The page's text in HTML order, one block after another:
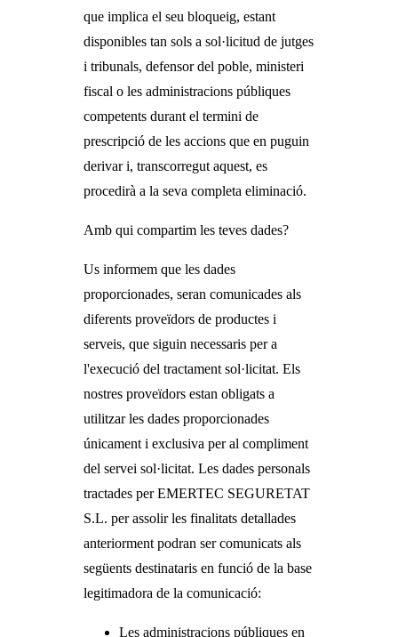
que implica el seu bloqueig, estant
disponibles tan sols a sol·licitud de jutges
i tribunals, defensor del poble, ministeri
fiscal o les administracions públiques
competents durant el termini de
prescripció de les accions que en puguin
derivar i, transcorregut aquest, es
procedirà a la seva completa eliminació.
Amb qui compartim les teves dades?
Us informem que les dades
proporcionades, seran comunicades als
diferents proveïdors de productes i
serveis, que siguin necessaris per a
l'execució del tractament sol·licitat. Els
nostres proveïdors estan obligats a
utilitzar les dades proporcionades
únicament i exclusiva per al compliment
del servei sol·licitat. Les dades personals
tractades per EMERTEC SEGURETAT
S.L. per assolir les finalitats detallades
anteriorment podran ser comunicats als
següents destinataris en funció de la base
legitimadora de la comunicació:
Les administracions públiques en